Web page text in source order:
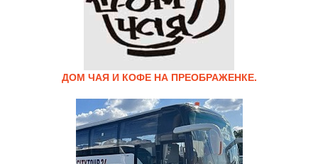
ДОМ ЧАЯ И КОФЕ НА ПРЕОБРАЖЕНКЕ.